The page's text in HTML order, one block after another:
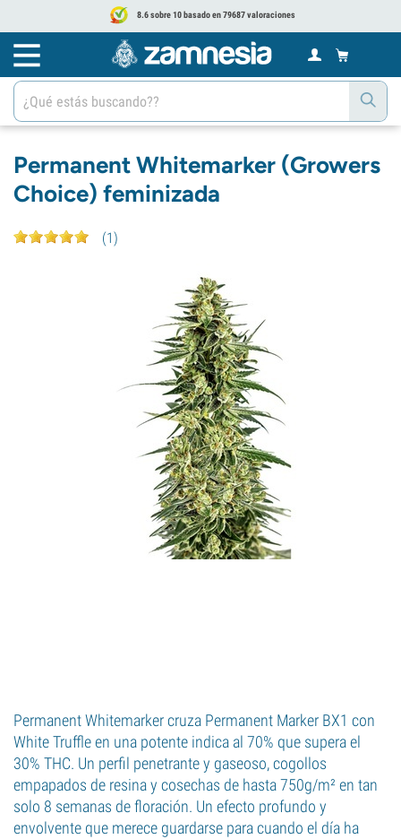
8.6 sobre 10 basado en 79687 valoraciones
Permanent Whitemarker (Growers
Choice) feminizada
(1)
Permanent Whitemarker cruza Permanent Marker BX1 con
White Truffle en una potente indica al 70% que supera el
30% THC. Un perfil penetrante y gaseoso, cogollos
empapados de resina y cosechas de hasta 750g/m² en tan
solo 8 semanas de floración. Un efecto profundo y
envolvente que merece guardarse para cuando el día ha